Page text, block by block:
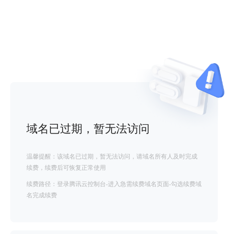
域名已过期，暂无法访问
温馨提醒：该域名已过期，暂无法访问，请域名所有人及时完成
续费，续费后可恢复正常使用
续费路径：登录腾讯云控制台-进入急需续费域名页面-勾选续费域
名完成续费